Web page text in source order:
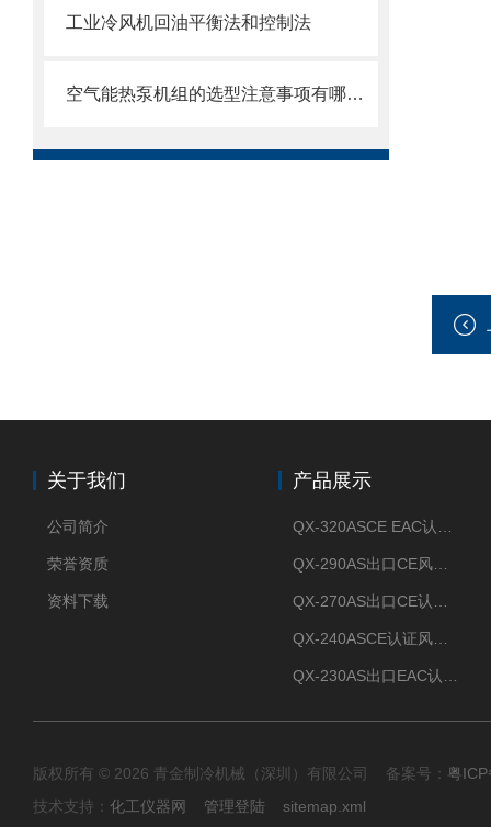
工业冷风机回油平衡法和控制法
空气能热泵机组的选型注意事项有哪些？
关于我们
公司简介
荣誉资质
资料下载
产品展示
版权所有 © 2026 青金制冷机械（深圳）有限公司 备案号： 粤
技术支持： 化工仪器网 管理登陆 sitemap.xml